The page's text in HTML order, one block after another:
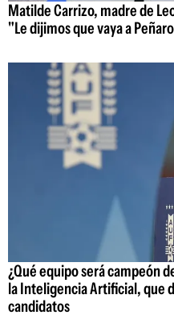
Matilde Carrizo, madre de
"Le dijimos que vaya a
¿Qué equipo será campeón
la Inteligencia Artificial, que
candidatos